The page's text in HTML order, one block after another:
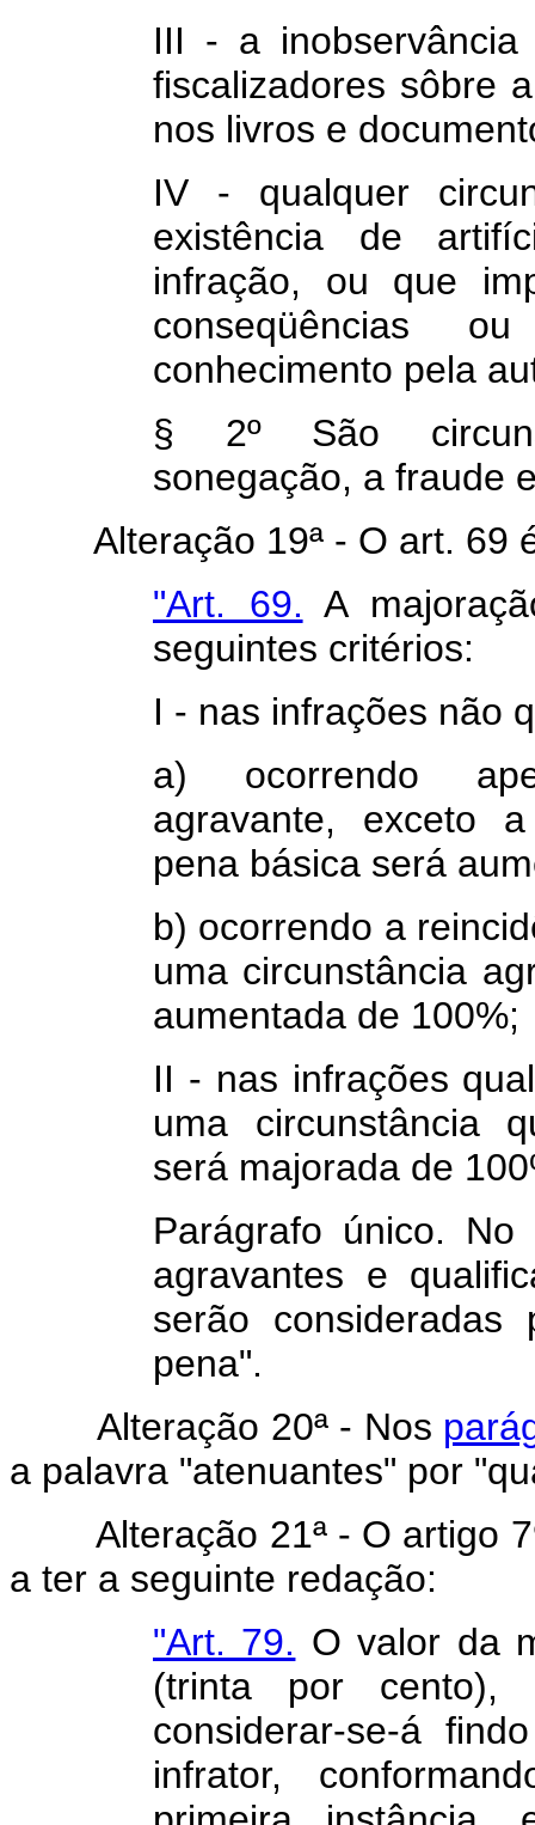
III - a
fiscalizadores sôbre
nos livros e
IV - qualquer
existência de
infração, ou que
conseqüências
conhecimento pela
§ 2º São
sonegação, a fraude
Alteração 19ª - O art. 69 é
"Art. 69. A
seguintes critérios:
I - nas infrações não
a) ocorrendo
agravante, exceto
pena básica será
b) ocorrendo a
uma circunstância
aumentada de 100%;
II - nas infrações
uma circunstância
será majorada de
Parágrafo único. No
agravantes e
serão
pena".
Alteração 20ª - Nos
a palavra "atenuantes" por
Alteração 21ª - O artigo
a ter a seguinte redação:
"Art. 79. O valor da
(trinta por cento),
considerar-se-á
infrator,